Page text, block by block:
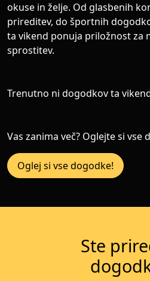
okuse in želje. Od glasbenih
prireditev, do športnih
ta vikend ponuja priložnost za
sprostitev.
Trenutno ni dogodkov ta
Vas zanima več? Oglejte si vse
Oglej si vse dogodke!
Ste